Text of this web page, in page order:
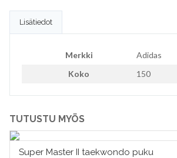
Lisätiedot
Merkki
Adidas
Koko
150
TUTUSTU MYÖS
VALITSE VAIHTOEHDOISTA
Super Master II taekwondo puku